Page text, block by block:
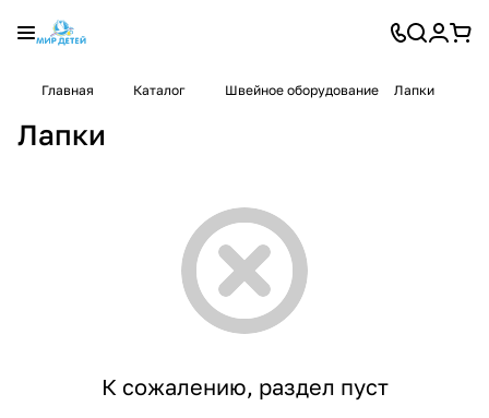
Главная Каталог Швейное оборудование Лапки
Лапки
К сожалению, раздел пуст